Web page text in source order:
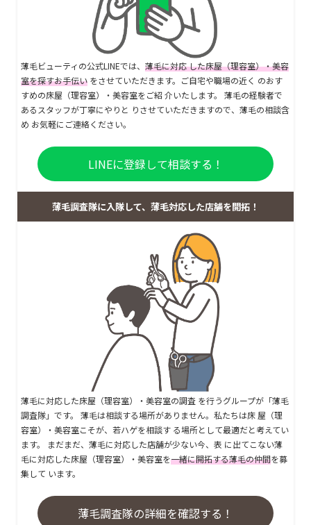
薄毛ビューティの公式LINEでは、 薄毛に対応 した床屋（理容室）・美容
室を探すお手伝い をさせていただきます。ご自宅や職場の近く のおす
すめの床屋（理容室）・美容室をご紹 介いたします。 薄毛の経験者で
あるスタッフが丁寧にやりと りさせていただきますので、薄毛の相談含
め お気軽にご連絡ください。
LINEに登録して相談する！
薄毛調査隊に入隊して、薄毛対応した店舗を開拓！
薄毛に対応した床屋（理容室）・美容室の調査 を行うグループが「薄毛
調査隊」です。 薄毛は相談する場所がありません。私たちは床 屋（理
容室）・美容室こそが、若ハゲを相談す る場所として最適だと考えてい
ます。 まだまだ、薄毛に対応した店舗が少ない今、表 に出てこない薄
毛に対応した床屋（理容室）・美容室を一緒に開拓する薄毛の仲間を募
集して います。
薄毛調査隊の詳細を確認する！